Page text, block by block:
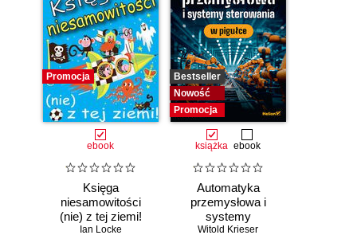
Promocja
ebook
Księga
niesamowitości
(nie) z tej ziemi!
Księga faktów
Ian Locke
Bestseller
Nowość
Promocja
książka ebook
Automatyka
przemysłowa i
systemy
sterowania w
Witold Krieser